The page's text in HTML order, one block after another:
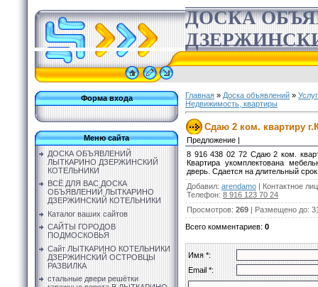
ДОСКА
Форма входа
Меню сайта
ДОСКА ОБЪЯВЛЕНИЙ
ЛЫТКАРИНО ДЗЕРЖИНСКИЙ
КОТЕЛЬНИКИ
ВСЁ ДЛЯ ВАС ДОСКА
ОБЪЯВЛЕНИЙ ЛЫТКАРИНО
ДЗЕРЖИНСКИЙ КОТЕЛЬНИКИ
Каталог ваших сайтов
САЙТЫ ГОРОДОВ
ПОДМОСКОВЬЯ
Сайт ЛЫТКАРИНО КОТЕЛЬНИКИ
ДЗЕРЖИНСКИЙ ОСТРОВЦЫ
РАЗВИЛКА
стальные двери решётки
Главная » Доска объявлений »
Недвижимость, квартиры
Сдаю 2 ком. квартиру
Предложение |
8 916 438 02 72 Сдаю 2 ком.
Квартира укомплектована
дверь. Сдается на длительный
Добавил: arendamo | Контактное
Телефон: 8 916 123 70 24
Просмотров: 269 | Размещено до:
Всего комментариев: 0
Имя *:
Email *: